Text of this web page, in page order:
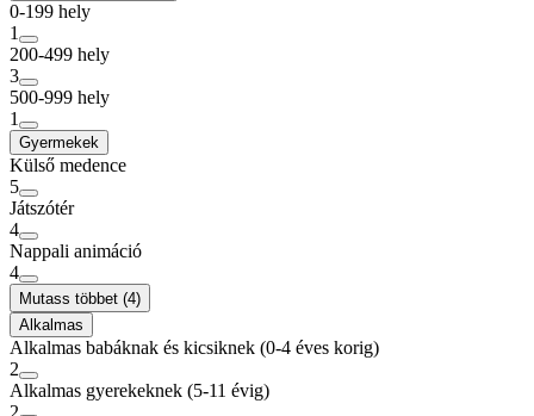
0-199 hely
1
200-499 hely
3
500-999 hely
1
Gyermekek
Külső medence
5
Játszótér
4
Nappali animáció
4
Mutass többet (4)
Alkalmas
Alkalmas babáknak és kicsiknek (0-4 éves korig)
2
Alkalmas gyerekeknek (5-11 évig)